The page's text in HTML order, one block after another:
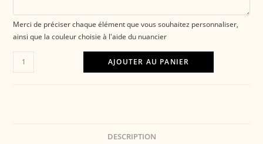
Merci de préciser chaque élément que vous souhaitez personnaliser,
ainsi que la couleur choisie à l'aide du nuancier
AJOUTER AU PANIER
DESCRIPTION